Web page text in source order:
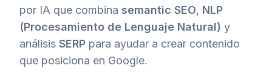
por IA que combina semantic SEO, NLP
(Procesamiento de Lenguaje Natural) y
análisis SERP para ayudar a crear contenido
que posiciona en Google.